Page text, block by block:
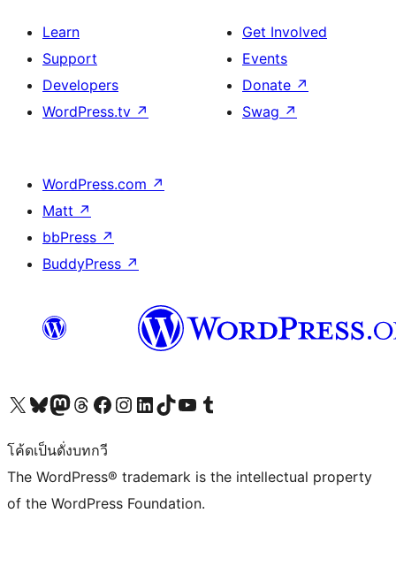
Learn
Support
Developers
WordPress.tv ↗
Get Involved
Events
Donate ↗
Swag ↗
WordPress.com ↗
Matt ↗
bbPress ↗
BuddyPress ↗
Visit our X (formerly Twitter) account
Visit our Bluesky account
Visit our Mastodon account
Visit our Threads account
Visit our Facebook page
Visit our Instagram account
Visit our LinkedIn account
Visit our TikTok account
Visit our YouTube channel
Visit our Tumblr account
โค้ดเป็นดั่งบทกวี
The WordPress® trademark is the intellectual property
of the WordPress Foundation.